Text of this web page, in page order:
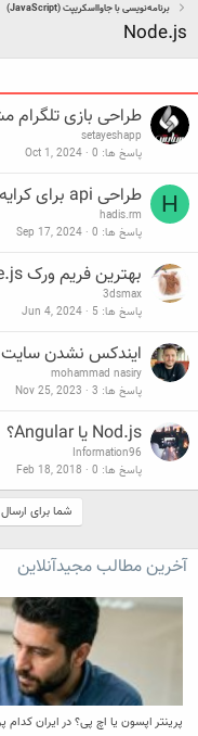
برنامه‌نویسی با جاوااسکریپت (JavaScript)
Node.js
طراحی بازی
setayeshapp
پاسخ ها 0
Oct 1, 2024
H طراحی api برای کرایه نیسان تهران به شمال
hadis.rm
پاسخ ها 0
Sep 17, 2024
بهترین فریم ورک Node.js چیه ؟
3dsmax
پاسخ ها 5
Jun 4, 2024
ایندکس نشدن
mohammad nasiry
پاسخ ها 3
Nov 25, 2023
Nod.js یا Angular؟
Information96
پاسخ ها 0
Feb 18, 2018
شما برای
آخرین مطالب مجیدآنلاین
پرینتر اپسون یا اچ پی؟ در ایران کدام